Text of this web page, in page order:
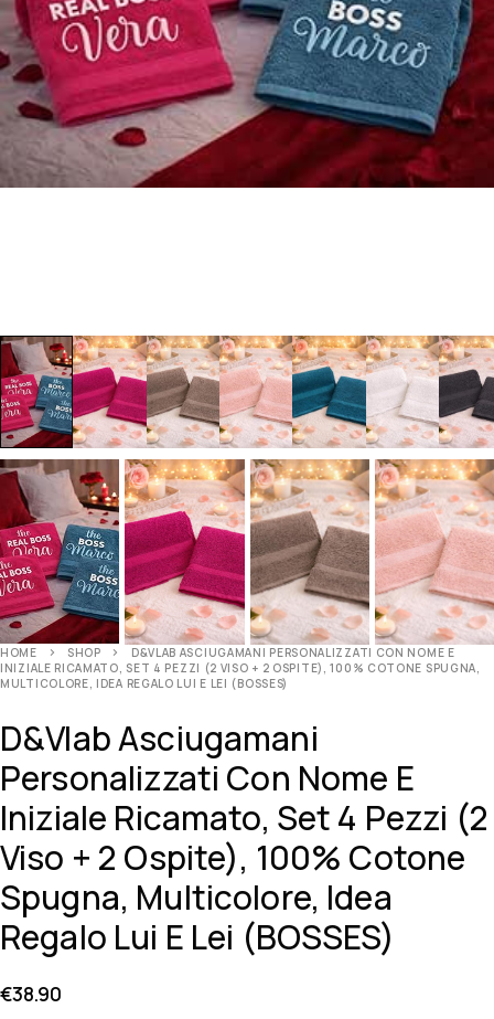
HOME SHOP
D&VLAB ASCIUGAMANI PERSONALIZZATI CON NOME E
INIZIALE RICAMATO, SET 4 PEZZI (2 VISO + 2 OSPITE), 100% COTONE SPUGNA,
MULTICOLORE, IDEA REGALO LUI E LEI (BOSSES)
D&Vlab Asciugamani
Personalizzati Con Nome E
Iniziale Ricamato, Set 4 Pezzi (2
Viso + 2 Ospite), 100% Cotone
Spugna, Multicolore, Idea
Regalo Lui E Lei (BOSSES)
€38.90